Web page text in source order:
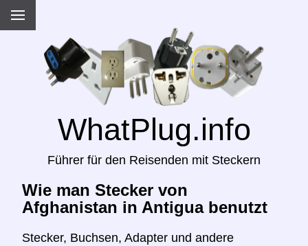
WhatPlug.info
Führer für den Reisenden mit Steckern
Wie man Stecker von
Afghanistan in Antigua benutzt
Stecker, Buchsen, Adapter und andere